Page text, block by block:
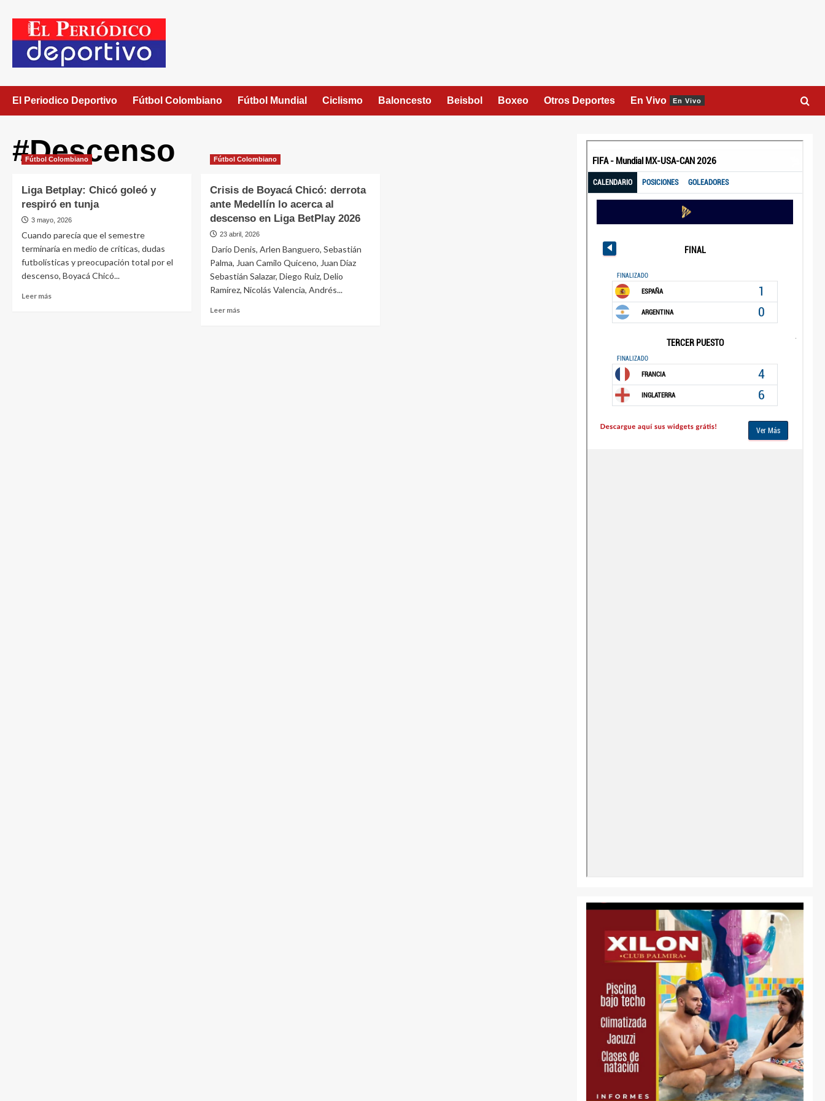
El Periodico Deportivo Fútbol Colombiano Fútbol Mundial Ciclismo Baloncesto Beisbol Boxeo Otros Deportes En Vivo En Vivo
#Descenso
Fútbol Colombiano
Liga Betplay: Chicó goleó y
respiró en tunja
3 mayo, 2026
Cuando parecía que el semestre
terminaría en medio de críticas, dudas
futbolísticas y preocupación total por el
descenso, Boyacá Chicó...
Leer más
Fútbol Colombiano
Crisis de Boyacá Chicó: derrota
ante Medellín lo acerca al
descenso en Liga BetPlay 2026
23 abril, 2026
Darío Denis, Arlen Banguero, Sebastián
Palma, Juan Camilo Quiceno, Juan Díaz
Sebastián Salazar, Diego Ruiz, Delio
Ramírez, Nicolás Valencia, Andrés...
Leer más